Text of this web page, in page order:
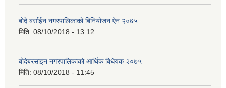
बोदे बर्साईन नगरपालिकाको बिनियोजन ऐन २०७५
मिति: 08/10/2018 - 13:12
बोदेबरसाइन नगरपालिकाको आर्थिक बिधेयक २०७५
मिति: 08/10/2018 - 11:45